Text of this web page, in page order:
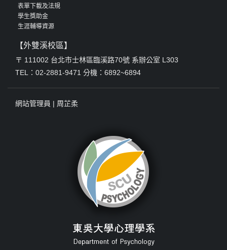
表單下載及法規
學生獎助金
生涯輔導資源
【外雙溪校區】
〒 111002 台北市士林區臨溪路70號 系辦公室 L303
TEL：02-2881-9471 分機：6892~6894
網站管理員 | 周芷柔